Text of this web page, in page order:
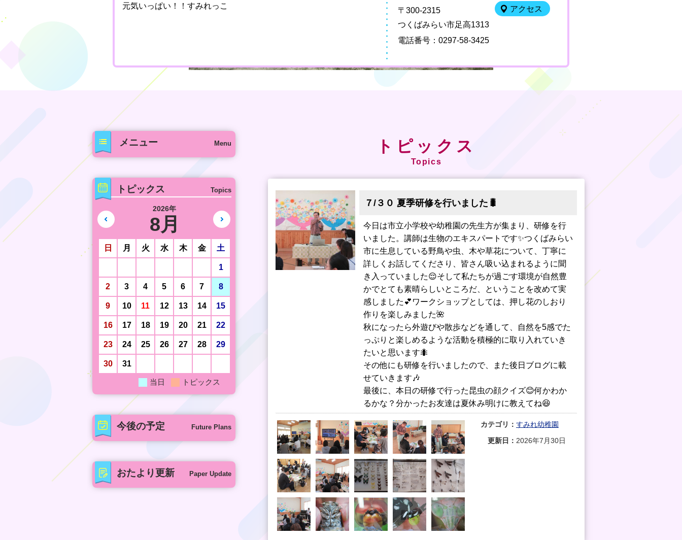
元気いっぱい！！すみれっこ
〒300-2315
つくばみらい市足高1313
アクセス
電話番号： 0297-58-3425
トピックス
Topics
７/３０ 夏季研修を行いました🐛
今日は市立小学校や幼稚園の先生方が集まり、研修を行
いました。講師は生物のエキスパートです✨つくばみらい
市に生息している野鳥や虫、木や草花について、丁寧に
詳しくお話してくださり、皆さん吸い込まれるように聞
き入っていました😌そして私たちが過ごす環境が自然豊
かでとても素晴らしいところだ、ということを改めて実
感しました💕ワークショップとしては、押し花のしおり
作りを楽しみました🌺
秋になったら外遊びや散歩などを通して、自然を5感でた
っぷりと楽しめるような活動を積極的に取り入れていき
たいと思います🐜
その他にも研修を行いましたので、また後日ブログに載
せていきます🎶
最後に、本日の研修で行った昆虫の顔クイズ😊何かわか
るかな？分かったお友達は夏休み明けに教えてね😆
カテゴリ： すみれ幼稚園
更新日： 2026年7月30日
メニュー Menu
トピックス Topics
2026年
8月
日 月 火 水 木 金 土
1
2 3 4 5 6 7 8
9 10 11 12 13 14 15
16 17 18 19 20 21 22
23 24 25 26 27 28 29
30 31
前の月へ 次の月へ
当日 トピックス
今後の予定 Future Plans
おたより更新 Paper Update